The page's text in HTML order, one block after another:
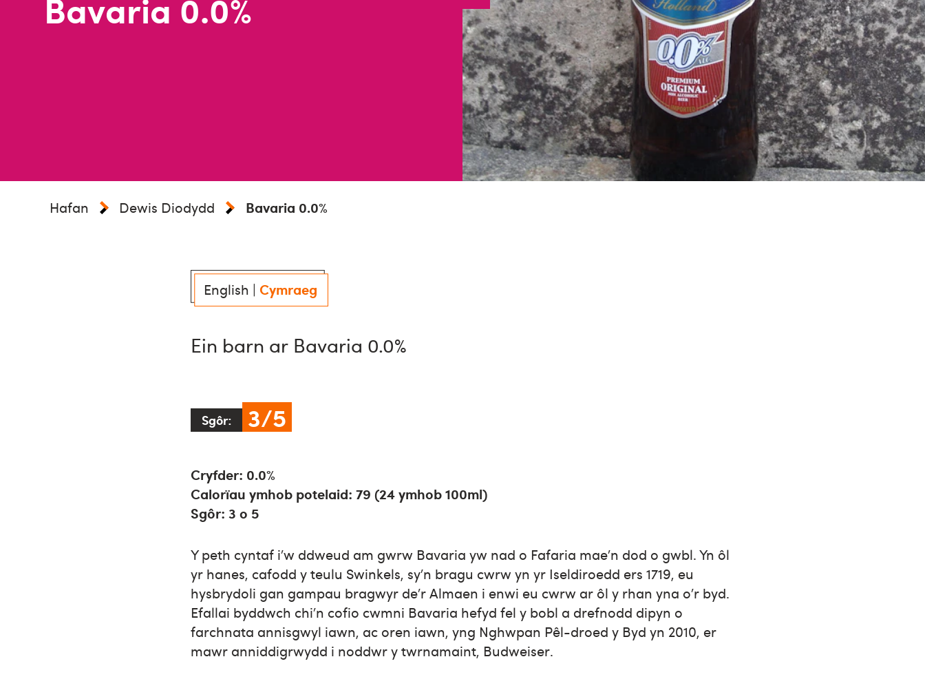
Hafan Dewis Diodydd Bavaria 0.0%
English |Cymraeg
Ein barn ar Bavaria 0.0%
Sgôr: 3/5
Cryfder: 0.0%
Calorïau ymhob potelaid: 79 (24 ymhob 100ml)
Sgôr: 3 o 5
Y peth cyntaf i’w ddweud am gwrw Bavaria yw nad o Fafaria mae’n dod o gwbl. Yn ôl
yr hanes, cafodd y teulu Swinkels, sy’n bragu cwrw yn yr Iseldiroedd ers 1719, eu
hysbrydoli gan gampau bragwyr de’r Almaen i enwi eu cwrw ar ôl y rhan yna o’r byd.
Efallai byddwch chi’n cofio cwmni Bavaria hefyd fel y bobl a drefnodd dipyn o
farchnata annisgwyl iawn, ac oren iawn, yng Nghwpan Pêl-droed y Byd yn 2010, er
mawr anniddigrwydd i noddwr y twrnamaint, Budweiser.